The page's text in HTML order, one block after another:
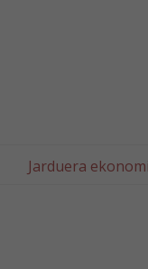
Jarduera